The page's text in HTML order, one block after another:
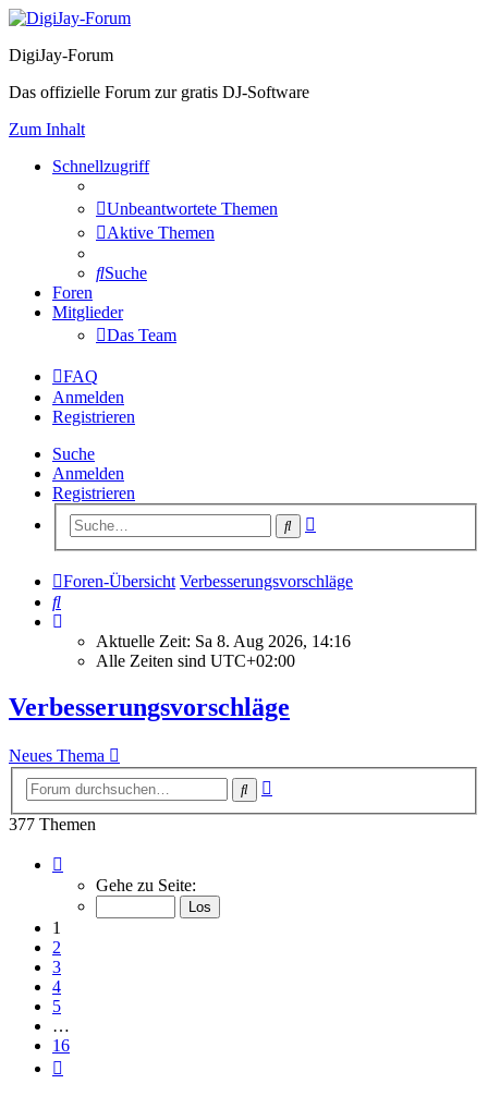
DigiJay-Forum
Das offizielle Forum zur gratis DJ-Software
Zum Inhalt
Schnellzugriff
Unbeantwortete Themen
Aktive Themen
Suche
Foren
Mitglieder
Das Team
FAQ
Anmelden
Registrieren
Suche
Anmelden
Registrieren
Suche
Foren-Übersicht Verbesserungsvorschläge
Suche
Aktuelle Zeit: Sa 8. Aug 2026, 14:16
Alle Zeiten sind UTC+02:00
Verbesserungsvorschläge
Neues Thema
Suche
377 Themen
von
Gehe zu Seite:
1
2
3
4
5
…
16